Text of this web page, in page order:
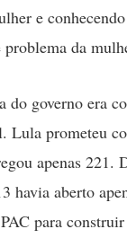
e
problema da
do governo era
Lula prometeu
apenas
havia aberto
para